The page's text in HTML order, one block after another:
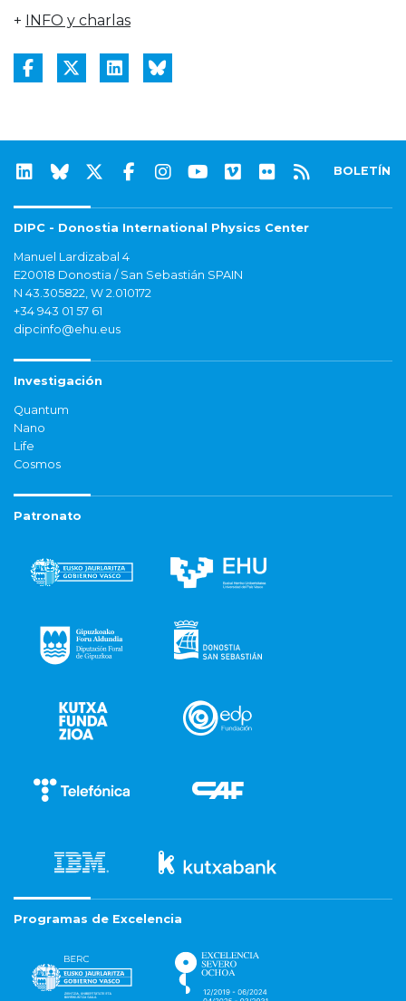
+ INFO y charlas
BOLETÍN
DIPC - Donostia International Physics Center
Manuel Lardizabal 4
E20018 Donostia / San Sebastián SPAIN
N 43.305822, W 2.010172
+34 943 01 57 61
dipcinfo@ehu.eus
Investigación
Quantum
Nano
Life
Cosmos
Patronato
Programas de Excelencia